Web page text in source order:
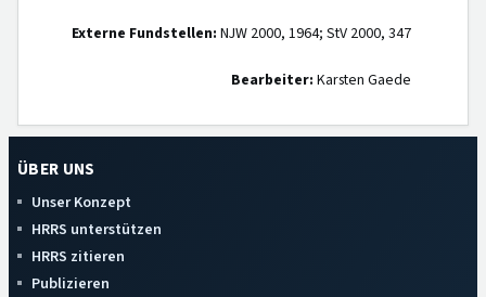
Externe Fundstellen: NJW 2000, 1964; StV 2000, 347
Bearbeiter: Karsten Gaede
ÜBER UNS
Unser Konzept
HRRS unterstützen
HRRS zitieren
Publizieren